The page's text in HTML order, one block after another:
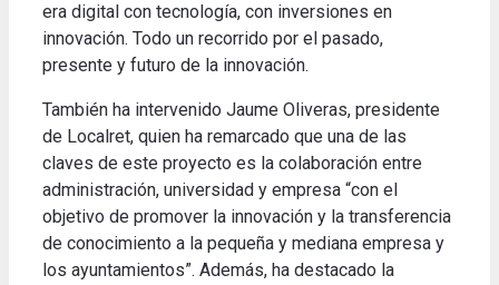
era digital con tecnología, con inversiones en
innovación. Todo un recorrido por el pasado,
presente y futuro de la innovación.
También ha intervenido Jaume Oliveras, presidente
de Localret, quien ha remarcado que una de las
claves de este proyecto es la colaboración entre
administración, universidad y empresa “con el
objetivo de promover la innovación y la transferencia
de conocimiento a la pequeña y mediana empresa y
los ayuntamientos”. Además, ha destacado la